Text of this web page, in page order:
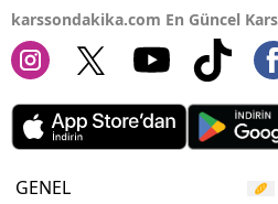
karssondakika.com En Güncel
GENEL